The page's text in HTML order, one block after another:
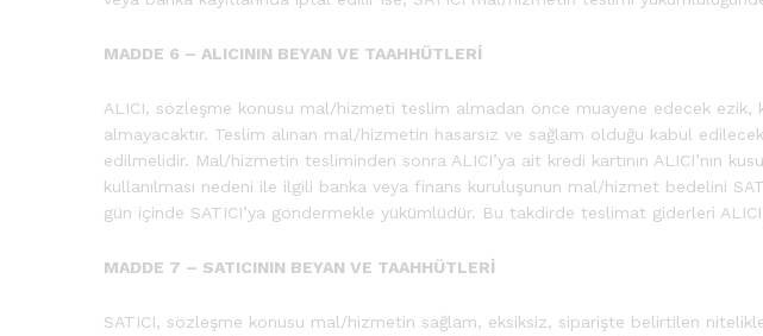
MADDE 6 – ALICININ BEYAN VE TAAHHÜTLERİ
ALICI, sözleşme konusu mal/hizmeti teslim almadan önce muayene edecek ezik,
almayacaktır. Teslim alınan mal/hizmetin hasarsız ve sağlam olduğu kabul
edilmelidir. Mal/hizmetin tesliminden sonra ALICI’ya ait kredi kartının ALICI’nın
kullanılması nedeni ile ilgili banka veya finans kuruluşunun mal/hizmet bedelini
gün içinde SATICI’ya göndermekle yükümlüdür. Bu takdirde teslimat giderleri
MADDE 7 – SATICININ BEYAN VE TAAHHÜTLERİ
SATICI, sözleşme konusu mal/hizmetin sağlam, eksiksiz, siparişte belirtilen